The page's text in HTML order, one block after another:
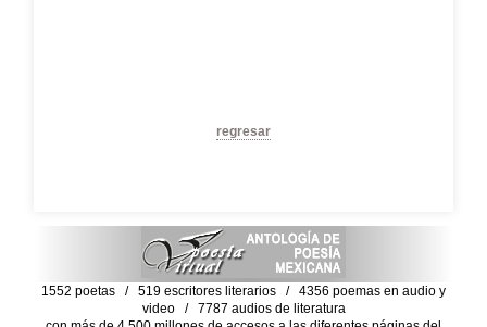
regresar
1552 poetas / 519 escritores literarios / 4356 poemas en audio y
video / 7787 audios de literatura